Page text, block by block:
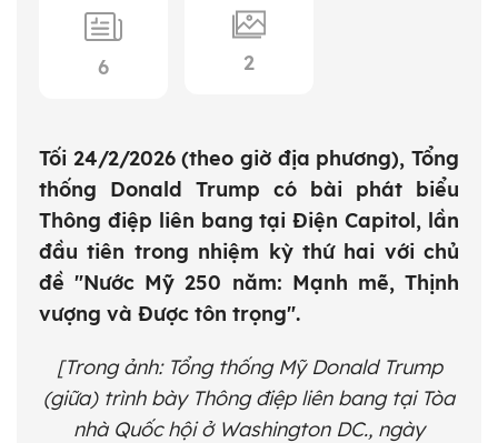
6 2
Tối 24/2/2026 (theo giờ địa phương), Tổng
thống Donald Trump có bài phát biểu
Thông điệp liên bang tại Điện Capitol, lần
đầu tiên trong nhiệm kỳ thứ hai với chủ
đề "Nước Mỹ 250 năm: Mạnh mẽ, Thịnh
vượng và Được tôn trọng".
[Trong ảnh: Tổng thống Mỹ Donald Trump
(giữa) trình bày Thông điệp liên bang tại Tòa
nhà Quốc hội ở Washington DC., ngày